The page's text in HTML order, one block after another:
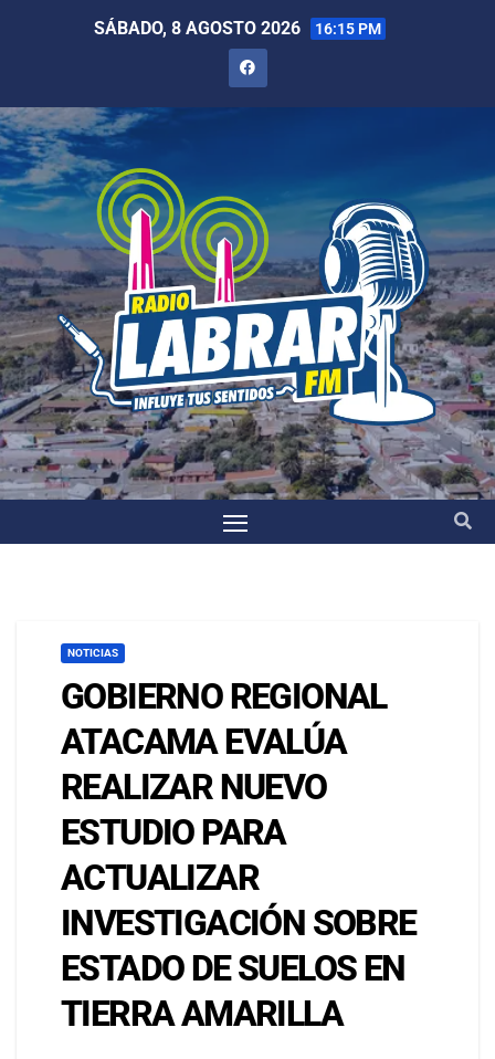
SÁBADO, 8 AGOSTO 2026 16:15 PM
NOTICIAS
GOBIERNO REGIONAL
ATACAMA EVALÚA
REALIZAR NUEVO
ESTUDIO PARA
ACTUALIZAR
INVESTIGACIÓN SOBRE
ESTADO DE SUELOS EN
TIERRA AMARILLA